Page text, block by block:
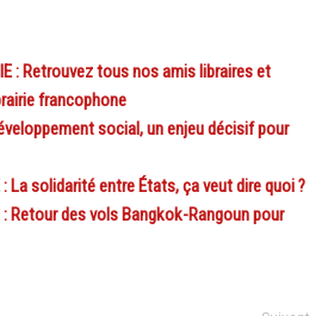
: Retrouvez tous nos amis libraires et
francophone
social, un enjeu décisif pour
: La solidarité entre États, ça veut dire quoi ?
: Retour des vols Bangkok-Rangoun pour